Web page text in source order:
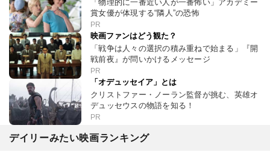
「物理的に一番近い人が一番怖い」アカデミー
賞女優が体現する“隣人”の恐怖
PR
映画ファンはどう観た？
「戦争は人々の選択の積み重ねで始まる」『開
戦前夜』が問いかけるメッセージ
PR
「オデュッセイア」とは
クリストファー・ノーラン監督が挑む、英雄オ
デュッセウスの物語を知る！
PR
デイリーみたい映画ランキング